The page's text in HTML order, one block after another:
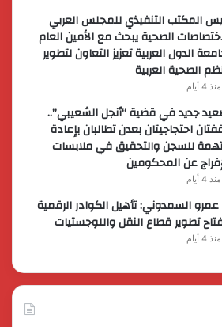
المكتب التنفيذي للمجلس العربي
الصحية يبحث مع الأمين العام
الدول العربية تعزيز التعاون لتطوير
الصحية العربية
منذ 4 أيام
جديد في قضية “أنجل الشعيبي”..
احتجاجيتان بعدن تطالبان بإعادة
للسجن والتحقيق في ملابسات
عن المحكومين
منذ 4 أيام
السمدوني: تأهيل الكوادر الرقمية
تطوير قطاع النقل واللوجستيات
منذ 4 أيام